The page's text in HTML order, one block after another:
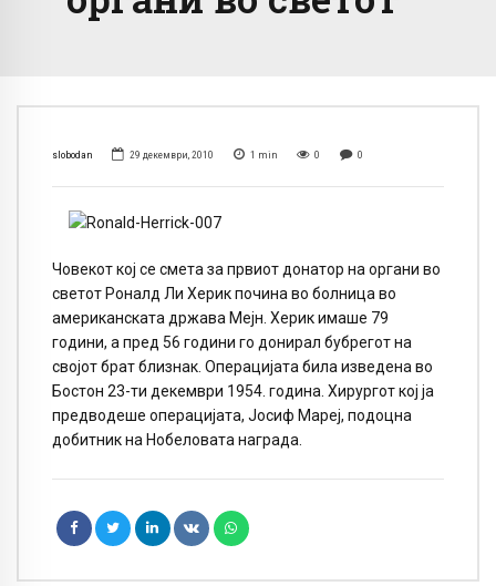
slobodan 29 декември, 2010 1 min 0 0
Човекот кој се смета за првиот донатор на органи во
светот Роналд Ли Херик почина во болница во
американската држава Мејн. Херик имаше 79
години, а пред 56 години го донирал бубрегот на
својот брат близнак. Операцијата била изведена во
Бостон 23-ти декември 1954. година. Хирургот кој ја
предводеше операцијата, Јосиф Мареј, подоцна
добитник на Нобеловата награда.